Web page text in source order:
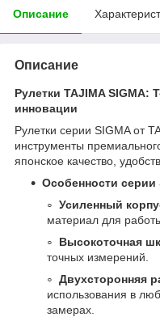
Описание
Описание
Рулетки TAJIMA SIGMA:
инновации
Рулетки серии SIGMA от
инструменты
японское качество,
Особенности серии
Усиленный
материал для
Высокоточная
точных измерений.
Двухсторонняя
использования в
замерах.